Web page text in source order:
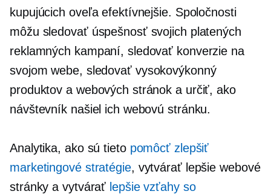
kupujúcich oveľa efektívnejšie. Spoločnosti
môžu sledovať úspešnosť svojich platených
reklamných kampaní, sledovať konverzie na
svojom webe, sledovať vysokovýkonný
produktov a webových stránok a určiť, ako
návštevník našiel ich webovú stránku.
Analytika, ako sú tieto pomôcť zlepšiť
marketingové stratégie, vytvárať lepšie webové
stránky a vytvárať lepšie vzťahy so